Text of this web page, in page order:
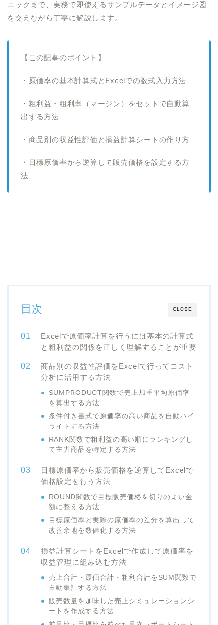
ニックまで、実務で即使えるサンプルデータとイメージ図
を交えながら丁寧に解説します。
【この記事のポイント】
・原価率の基本計算式とExcelでの数式入力方法
・粗利益・粗利率（マージン）をセットで自動算
出する方法
・商品別の収益性評価と損益計算シートの作り方
・目標原価率から逆算して販売価格を設定する方
法
CLOSE
目次
Excelで原価率計算を行うには基本の計算式
と粗利益の関係を正しく理解することが重要
商品別の収益性評価をExcelで行ってコスト
分析に活用する方法
SUMPRODUCT関数で売上加重平均原価率
を算出する方法
条件付き書式で原価率の高い商品を自動ハイ
ライトする方法
RANK関数で粗利益の高い順にランキングし
て主力商品を特定する方法
目標原価率から販売価格を逆算してExcelで
価格設定を行う方法
ROUND関数で目標販売価格を切りのよい金
額に整える方法
目標原価率と実際の原価率の差分を算出して
改善余地を数値化する方法
損益計算シートをExcelで作成して原価率を
収益管理に組み込む方法
売上合計・原価合計・粗利合計をSUM関数で
自動集計する方法
販売数量を加味した売上シミュレーションシ
ートを作成する方法